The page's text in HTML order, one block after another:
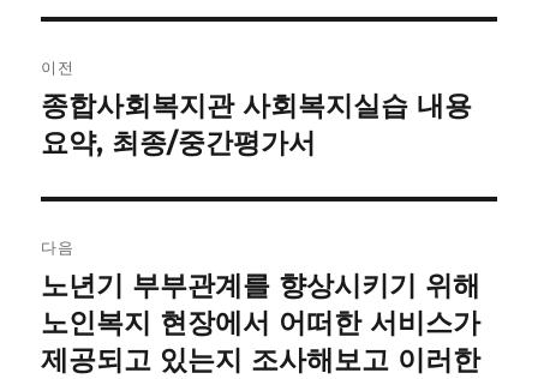
내
비
게
이
션
이전
이
전
종합사회복지관 사회복지실습 내용
요약, 최종/중간평가서
다음
다
음
글:
노년기 부부관계를 향상시키기 위해
노인복지 현장에서 어떠한 서비스가
제공되고 있는지 조사해보고 이러한